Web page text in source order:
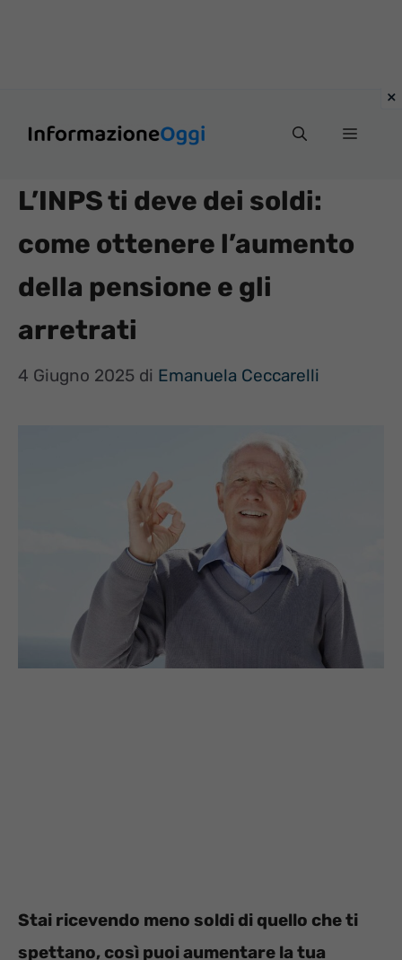
Menu
L’INPS ti deve dei soldi:
come ottenere l’aumento
della pensione e gli
arretrati
4 Giugno 2025 di Emanuela Ceccarelli
Stai ricevendo meno soldi di quello che ti
spettano, così puoi aumentare la tua